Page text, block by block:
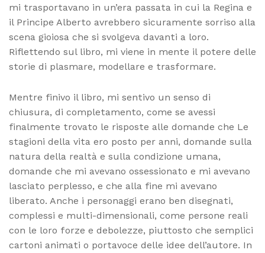
mi trasportavano in un’era passata in cui la Regina e
il Principe Alberto avrebbero sicuramente sorriso alla
scena gioiosa che si svolgeva davanti a loro.
Riflettendo sul libro, mi viene in mente il potere delle
storie di plasmare, modellare e trasformare.
Mentre finivo il libro, mi sentivo un senso di
chiusura, di completamento, come se avessi
finalmente trovato le risposte alle domande che Le
stagioni della vita ero posto per anni, domande sulla
natura della realtà e sulla condizione umana,
domande che mi avevano ossessionato e mi avevano
lasciato perplesso, e che alla fine mi avevano
liberato. Anche i personaggi erano ben disegnati,
complessi e multi-dimensionali, come persone reali
con le loro forze e debolezze, piuttosto che semplici
cartoni animati o portavoce delle idee dell’autore. In